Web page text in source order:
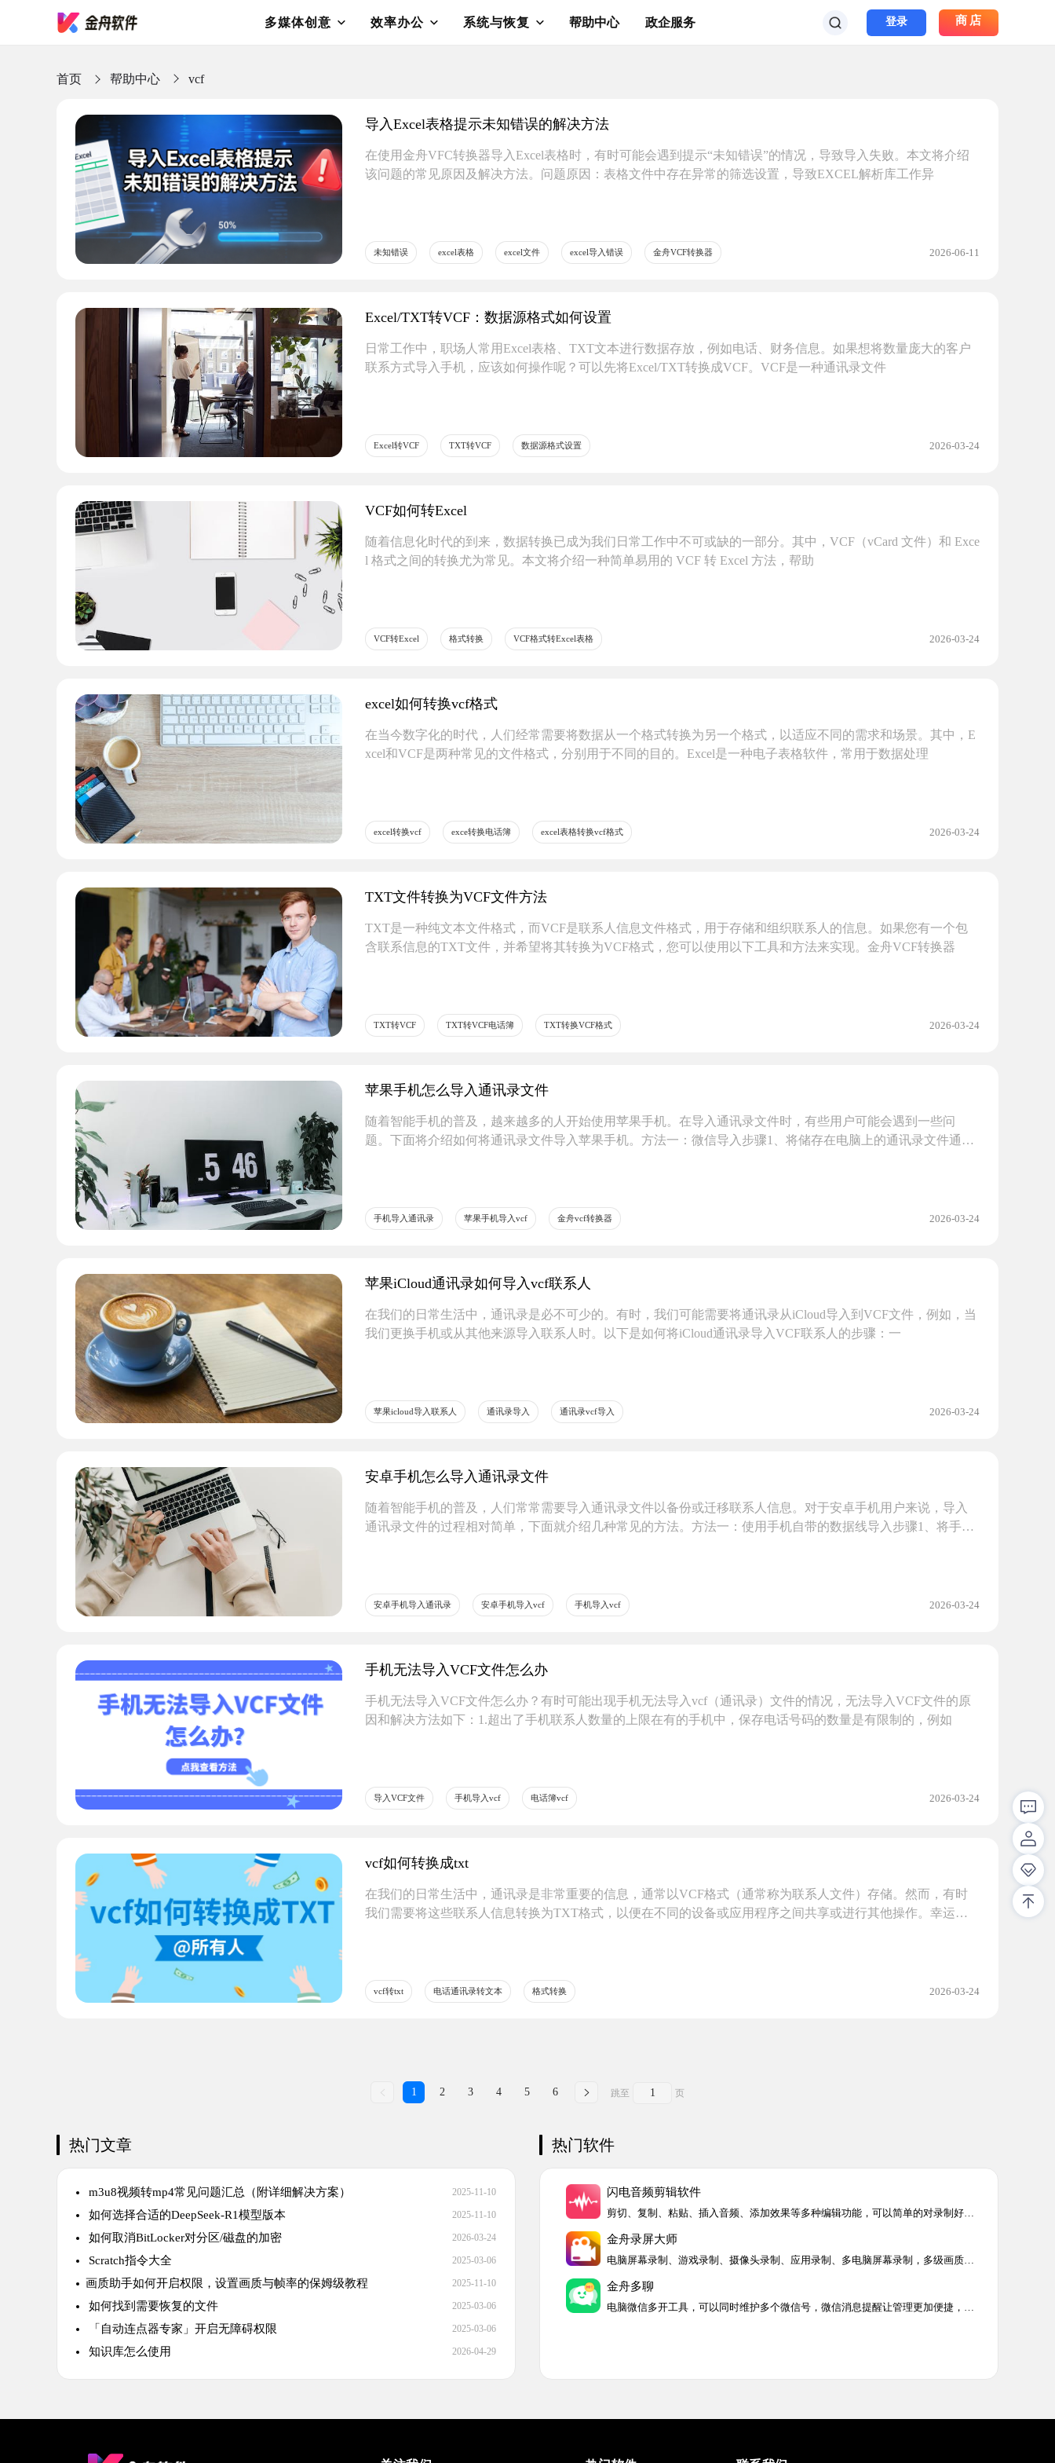
多媒体创意 效率办公 系统与恢复 帮助中心 政企服务 登录 商店
首页 帮助中心 vcf
​导入Excel表格提示未知错误的解决方法
在使用金舟VFC转换器导入Excel表格时，有时可能会遇到提示“未知错误”的情况，导致导入失败。本文将介绍
该问题的常见原因及解决方法。问题原因：表格文件中存在异常的筛选设置，导致EXCEL解析库工作异
未知错误 excel表格 excel文件 excel导入错误 金舟VCF转换器 2026-06-11
​Excel/TXT转VCF：数据源格式如何设置
日常工作中，职场人常用Excel表格、TXT文本进行数据存放，例如电话、财务信息。如果想将数量庞大的客户
联系方式导入手机，应该如何操作呢？可以先将Excel/TXT转换成VCF。VCF是一种通讯录文件
​Excel转VCF TXT转VCF ​数据源格式设置 2026-03-24
VCF如何转Excel
随着信息化时代的到来，数据转换已成为我们日常工作中不可或缺的一部分。其中，VCF（vCard 文件）和 Exce
l 格式之间的转换尤为常见。本文将介绍一种简单易用的 VCF 转 Excel 方法，帮助
VCF转Excel 格式转换 VCF格式转Excel表格 2026-03-24
excel如何转换vcf格式
在当今数字化的时代，人们经常需要将数据从一个格式转换为另一个格式，以适应不同的需求和场景。其中，E
xcel和VCF是两种常见的文件格式，分别用于不同的目的。Excel是一种电子表格软件，常用于数据处理
excel转换vcf exce转换电话簿 excel表格转换vcf格式 2026-03-24
TXT文件转换为VCF文件方法
TXT是一种纯文本文件格式，而VCF是联系人信息文件格式，用于存储和组织联系人的信息。如果您有一个包
含联系信息的TXT文件，并希望将其转换为VCF格式，您可以使用以下工具和方法来实现。金舟VCF转换器
TXT转VCF TXT转VCF电话簿 TXT转换VCF格式 2026-03-24
苹果手机怎么导入通讯录文件
随着智能手机的普及，越来越多的人开始使用苹果手机。在导入通讯录文件时，有些用户可能会遇到一些问
题。下面将介绍如何将通讯录文件导入苹果手机。方法一：微信导入步骤1、将储存在电脑上的通讯录文件通过
手机导入通讯录 苹果手机导入vcf 金舟vcf转换器 2026-03-24
苹果iCloud通讯录如何导入vcf联系人
在我们的日常生活中，通讯录是必不可少的。有时，我们可能需要将通讯录从iCloud导入到VCF文件，例如，当
我们更换手机或从其他来源导入联系人时。以下是如何将iCloud通讯录导入VCF联系人的步骤：一
苹果icloud导入联系人 通讯录导入 通讯录vcf导入 2026-03-24
安卓手机怎么导入通讯录文件
随着智能手机的普及，人们常常需要导入通讯录文件以备份或迁移联系人信息。对于安卓手机用户来说，导入
通讯录文件的过程相对简单，下面就介绍几种常见的方法。方法一：使用手机自带的数据线导入步骤1、将手机
安卓手机导入通讯录 安卓手机导入vcf 手机导入vcf 2026-03-24
手机无法导入VCF文件怎么办
手机无法导入VCF文件怎么办？有时可能出现手机无法导入vcf（通讯录）文件的情况，无法导入VCF文件的原
因和解决方法如下：1.超出了手机联系人数量的上限在有的手机中，保存电话号码的数量是有限制的，例如
导入VCF文件 手机导入vcf 电话簿vcf 2026-03-24
vcf如何转换成txt
在我们的日常生活中，通讯录是非常重要的信息，通常以VCF格式（通常称为联系人文件）存储。然而，有时
我们需要将这些联系人信息转换为TXT格式，以便在不同的设备或应用程序之间共享或进行其他操作。幸运的
vcf转txt 电话通讯录转文本 格式转换 2026-03-24
1 2 3 4 5 6 跳至 页
热门文章
m3u8视频转mp4常见问题汇总（附详细解决方案） 2025-11-10
如何选择合适的DeepSeek-R1模型版本 2025-11-10
如何取消BitLocker对分区/磁盘的加密 2026-03-24
Scratch指令大全 2025-03-06
​画质助手如何开启权限，设置画质与帧率的保姆级教程 2025-11-10
如何找到需要恢复的文件 2025-03-06
「自动连点器专家」开启无障碍权限 2025-03-06
知识库怎么使用 2026-04-29
热门软件
闪电音频剪辑软件
金舟录屏大师
金舟多聊